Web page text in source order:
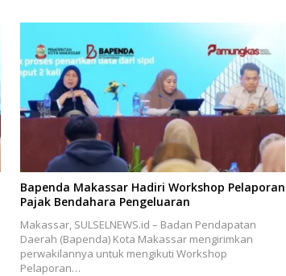
Bapenda Makassar Hadiri Workshop Pelaporan
Pajak Bendahara Pengeluaran
Makassar, SULSELNEWS.id – Badan Pendapatan
Daerah (Bapenda) Kota Makassar mengirimkan
perwakilannya untuk mengikuti Workshop
Pelaporan…